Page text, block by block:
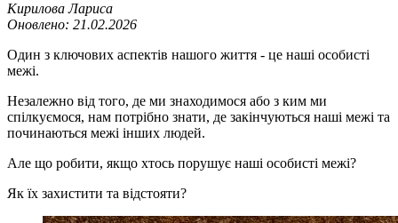
Кирилова Лариса
Оновлено: 21.02.2026
Один з ключових аспектів нашого життя - це наші особисті
межі.
Незалежно від того, де ми знаходимося або з ким ми
спілкуємося, нам потрібно знати, де закінчуються наші межі та
починаються межі інших людей.
Але що робити, якщо хтось порушує наші особисті межі?
Як їх захистити та відстояти?